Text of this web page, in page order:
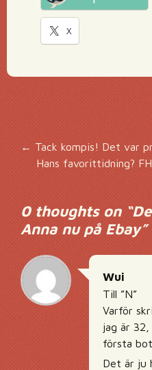
X
←Tack kompis! Det var
Hans favorittidning?
0 thoughts on “
Anna nu på Ebay”
Wui
Till ”N”
Varför
jag är 32,
första
Det är ju